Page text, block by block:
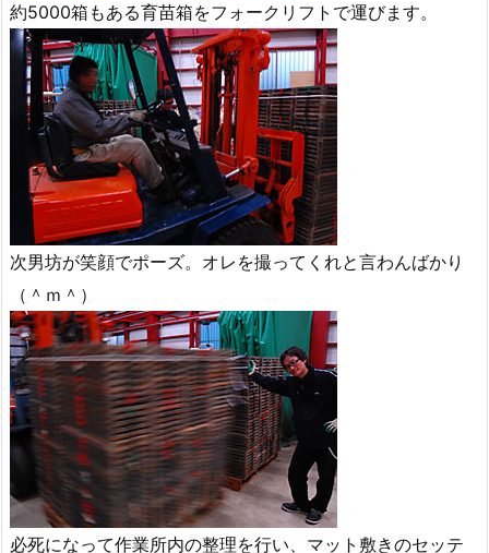
約5000箱もある育苗箱をフォークリフトで運びます。
次男坊が笑顔でポーズ。オレを撮ってくれと言わんばかり
（＾ｍ＾）
必死になって作業所内の整理を行い、マット敷きのセッテ